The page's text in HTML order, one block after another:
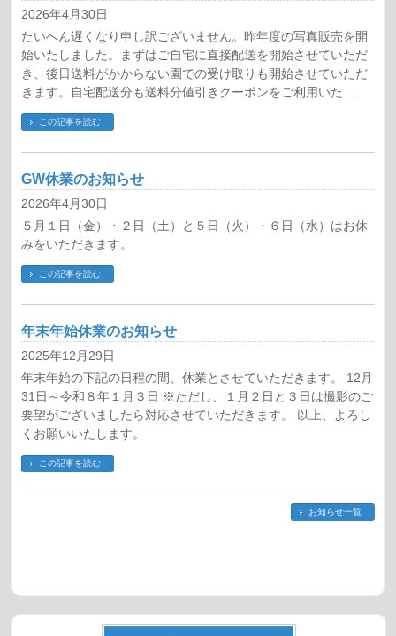
2026年4月30日
たいへん遅くなり申し訳ございません。昨年度の写真販売を開
始いたしました。まずはご自宅に直接配送を開始させていただ
き、後日送料がかからない園での受け取りも開始させていただ
きます。自宅配送分も送料分値引きクーポンをご利用いた …
この記事を読む
GW休業のお知らせ
2026年4月30日
５月１日（金）・２日（土）と５日（火）・６日（水）はお休
みをいただきます。
この記事を読む
年末年始休業のお知らせ
2025年12月29日
年末年始の下記の日程の間、休業とさせていただきます。 12月
31日～令和８年１月３日 ※ただし、１月２日と３日は撮影のご
要望がございましたら対応させていただきます。 以上、よろし
くお願いいたします。
この記事を読む
お知らせ一覧